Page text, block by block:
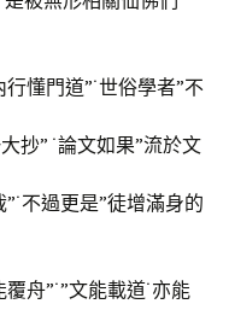
懂門道”˙世俗學者”不
抄” ˙論文如果”流於文
不過更是”徒增滿身的
舟”˙”文能載道˙亦能